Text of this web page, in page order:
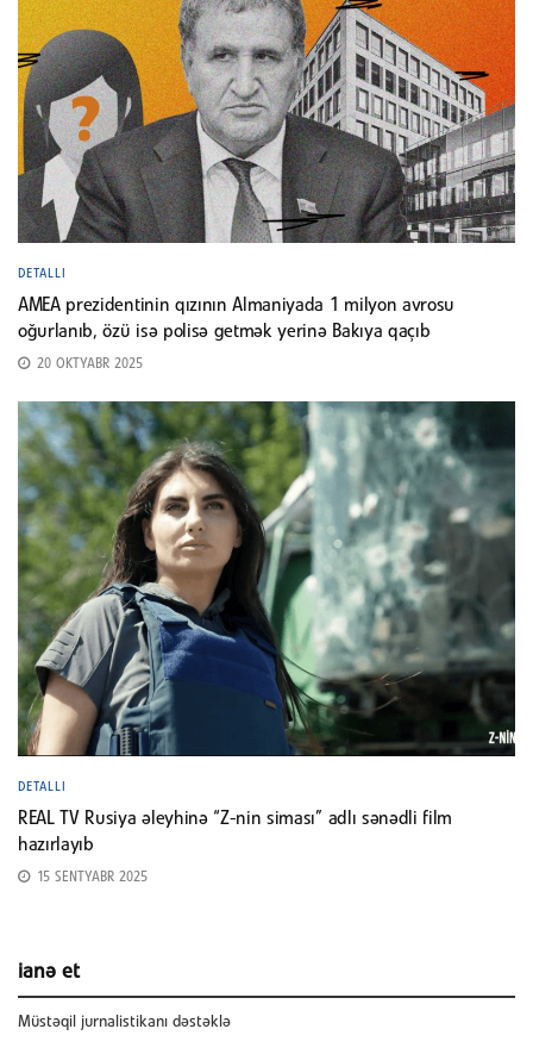
DETALLI
AMEA prezidentinin qızının Almaniyada 1 milyon avrosu
oğurlanıb, özü isə polisə getmək yerinə Bakıya qaçıb
20 OKTYABR 2025
DETALLI
REAL TV Rusiya əleyhinə “Z-nin siması” adlı sənədli film
hazırlayıb
15 SENTYABR 2025
ianə et
Müstəqil jurnalistikanı dəstəklə